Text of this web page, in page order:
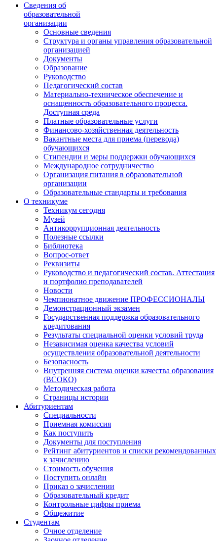
Сведения об
образовательной
организации
Основные сведения
Структура и органы управления образовательной
организацией
Документы
Образование
Руководство
Педагогический состав
Материально-техническое обеспечение и
оснащенность образовательного процесса.
Доступная среда
Платные образовательные услуги
Финансово-хозяйственная деятельность
Вакантные места для приема (перевода)
обучающихся
Стипендии и меры поддержки обучающихся
Международное сотрудничество
Организация питания в образовательной
организации
Образовательные стандарты и требования
О техникуме
Техникум сегодня
Музей
Антикоррупционная деятельность
Полезные ссылки
Библиотека
Вопрос-ответ
Реквизиты
Руководство и педагогический состав. Аттестация
и портфолио преподавателей
Новости
Чемпионатное движение ПРОФЕССИОНАЛЫ
Демонстрационный экзамен
Государственная поддержка образовательного
кредитования
Результаты специальной оценки условий труда
Независимая оценка качества условий
осуществления образовательной деятельности
Безопасность
Внутренняя система оценки качества образования
(ВСОКО)
Методическая работа
Страницы истории
Абитуриентам
Специальности
Приемная комиссия
Как поступить
Документы для поступления
Рейтинг абитуриентов и списки рекомендованных
к зачислению
Стоимость обучения
Поступить онлайн
Приказ о зачислении
Образовательный кредит
Контрольные цифры приема
Общежитие
Студентам
Очное отделение